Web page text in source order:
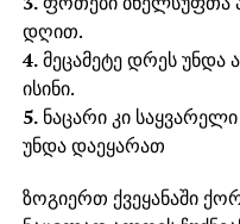
დღით.
4.მეცამეტე დრეს
ისინი.
5.ნაცარი კი
უნდა დაეყარათ
ზოგიერთ ქვეყანაში